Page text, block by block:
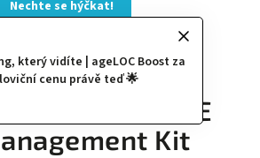
který vidíte | ageLOC Boost za
cenu právě teď 🌟
Nechte se hýčkat!
TRME
Kit